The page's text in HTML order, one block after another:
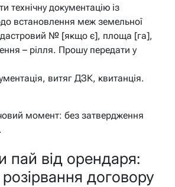
технічну документацію із
встановлення меж земельної
№ [якщо є], площа [га],
– рілля. Прошу передати у
витяг ДЗК, квитанція.
момент: без затвердження
пай від орендаря:
договору